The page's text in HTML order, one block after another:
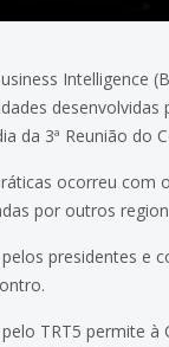
Intelligence
desenvolvidas
da 3ª Reunião do
ocorreu
por outros
presidentes e
TRT5 permite